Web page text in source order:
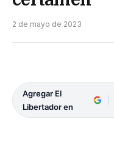
2 de mayo de 2023
Agregar El
Libertador en